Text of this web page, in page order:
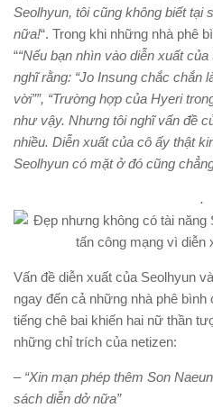
Seolhyun, tôi cũng không biết tại
nữa!“. Trong khi những nhà phê
““Nếu bạn nhìn vào diễn xuất
nghĩ rằng: “Jo Insung chắc chắn
vời””, “Trường hợp của Hyeri
như vậy. Nhưng tôi nghĩ vấn đề
nhiều. Diễn xuất của cô ấy thật
Seolhyun có mặt ở đó cũng
.
Vấn đề diễn xuất của Seolhyun
ngay đến cả những nhà phê
tiếng chê bai khiến hai nữ thần
những chỉ trích của netizen:
– “Xin mạn phép thêm Son
sách diễn dở nữa”